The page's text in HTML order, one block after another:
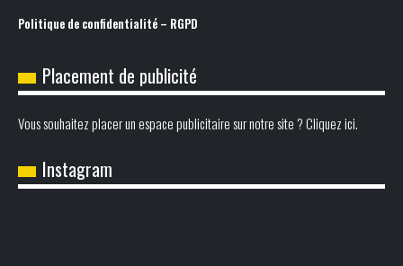
Politique de confidentialité – RGPD
Placement de publicité
Vous souhaitez placer un espace publicitaire sur notre site ? Cliquez ici.
Instagram